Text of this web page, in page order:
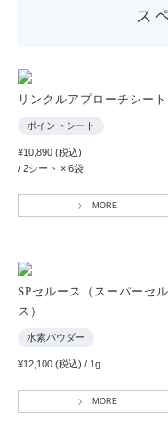
ス
リンクルアプローチシート
ポイントシート
¥10,890 (税込)
/ 2シート × 6袋
MORE
SPセルース（スーパーセ
ス）
水素パウダー
¥12,100 (税込) / 1g
MORE